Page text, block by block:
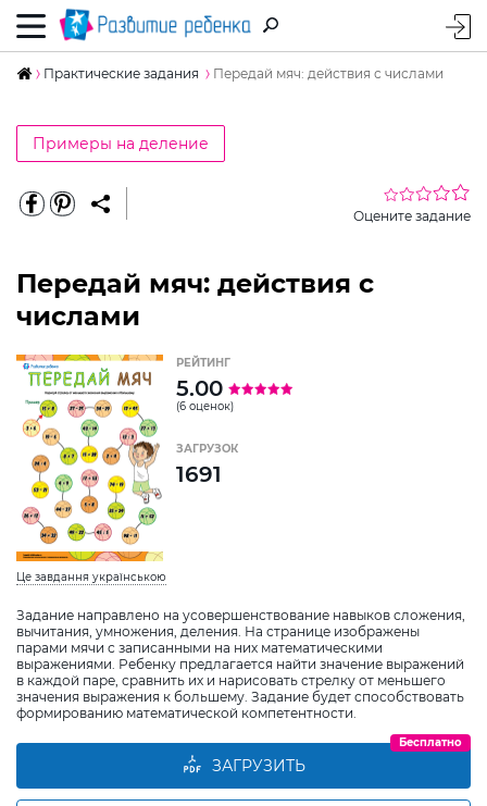
Практические задания Передай мяч: действия с числами
Примеры на деление
Оцените задание
Передай мяч: действия с
числами
Це завдання українською
Задание направлено на усовершенствование навыков сложения,
вычитания, умножения, деления. На странице изображены
парами мячи с записанными на них математическими
выражениями. Ребенку предлагается найти значение выражений
в каждой паре, сравнить их и нарисовать стрелку от меньшего
значения выражения к большему. Задание будет способствовать
формированию математической компетентности.
РЕЙТИНГ
5.00
(6 оценок)
ЗАГРУЗОК
1691
ЗАГРУЗИТЬ
Бесплатно